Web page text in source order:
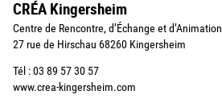
CRÉA Kingersheim
Centre de Rencontre, d’Échange et d’Animation
27 rue de Hirschau 68260 Kingersheim
Tél : 03 89 57 30 57
www.crea-kingersheim.com